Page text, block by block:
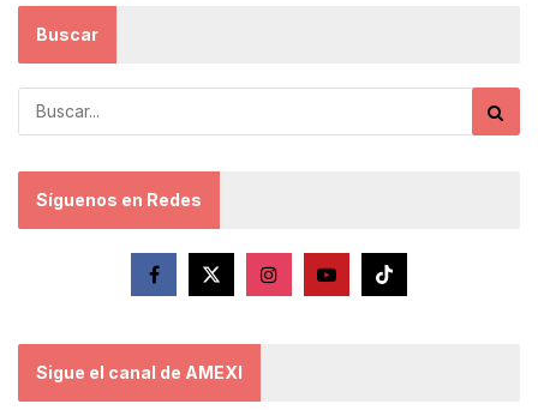
Buscar
Síguenos en Redes
Sigue el canal de AMEXI